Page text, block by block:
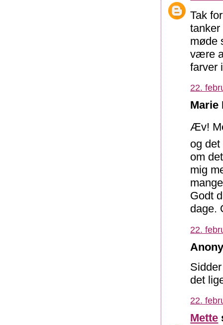
Tak
tanker
møde
være
farver
22.
Marie
Æv!
og
om
mig
Godt
dage.
22.
det
22.
Mette